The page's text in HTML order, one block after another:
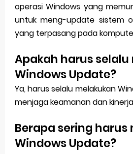
operasi Windows yang
untuk meng-update sistem
yang terpasang pada
Apakah harus
Windows Update?
Ya, harus selalu melakukan
menjaga keamanan dan
Berapa sering harus
Windows Update?